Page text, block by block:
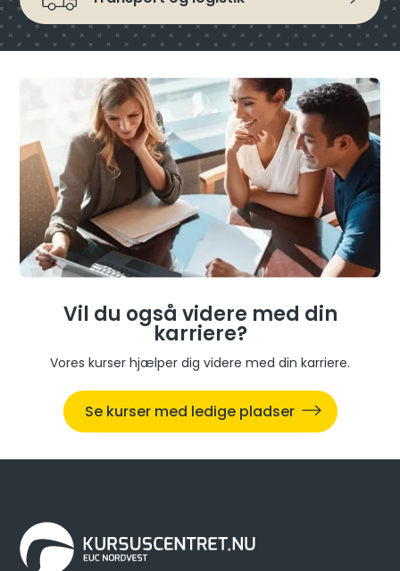
Vil du også videre med din
karriere?
Vores kurser hjælper dig videre med din karriere.
Se kurser med ledige pladser